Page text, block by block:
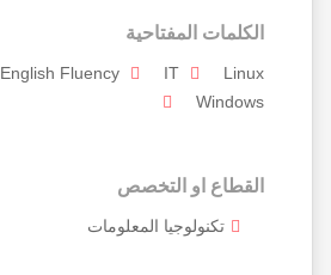
الكلمات المفتاحية
English Fluency IT
Linux
Windows
القطاع او التخصص
تكنولوجيا المعلومات